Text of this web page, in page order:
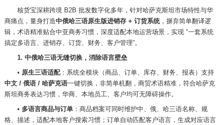
核货宝深耕跨境 B2B 批发数字化多年，针对哈萨克斯坦市场特性与华
商痛点，量身打造中俄哈三语原生版进销存 + 订货系统，摒弃简单翻译逻
辑，术语精准贴合中亚商务习惯，深度适配本地运营场景，实现 “一套系统
搞定多语言、进销存、订货、财务、客户管理”。
1. 中俄哈三语无缝切换，消除语言壁垒
• 原生三语适配：系统全模块（商品、订单、库存、财务、报表）支持
中文 / 俄语 / 哈萨克语一键切换，非简单机翻，商贸术语精准，符合哈萨克
斯坦商务表达习惯，华商、本地员工、客户均可无障碍操作。
• 多语言商品与订单：商品档案可同时维护中、俄、哈三语名称、规
格、描述，适配本地客户搜索习惯；订单自动匹配客户语言，生成对应语言